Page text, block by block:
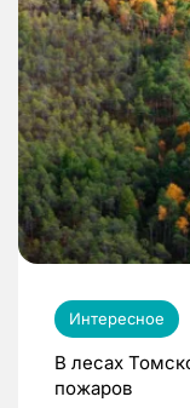
Интересное
В лесах
пожаров